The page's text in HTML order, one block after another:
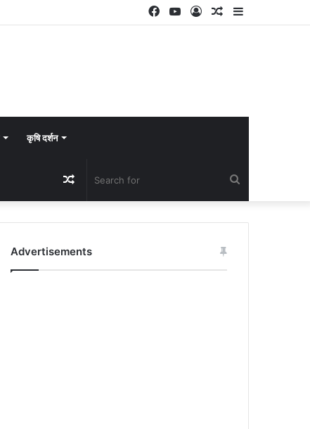
Sidebar
Random
Log
YouTube
Facebook
कृषि दर्शन
for
Random
Article
Advertisements